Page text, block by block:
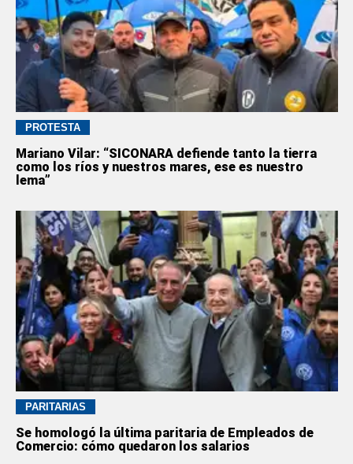
PROTESTA
Mariano Vilar: “SICONARA defiende tanto la tierra
como los ríos y nuestros mares, ese es nuestro
lema”
PARITARIAS
Se homologó la última paritaria de Empleados de
Comercio: cómo quedaron los salarios